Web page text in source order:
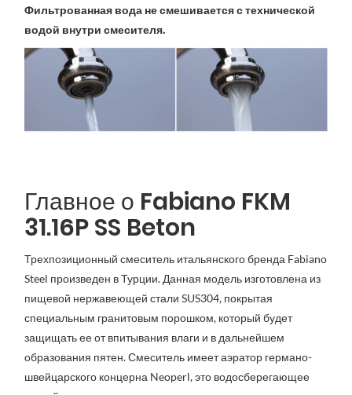
Фильтрованная вода не смешивается с технической
водой внутри смесителя.
Главное о Fabiano FKM
31.16P SS Beton
Трехпозиционный смеситель итальянского бренда Fabiano
Steel произведен в Турции. Данная модель изготовлена из
пищевой нержавеющей стали SUS304, покрытая
специальным гранитовым порошком, который будет
защищать ее от впитывания влаги и в дальнейшем
образования пятен. Смеситель имеет аэратор германо-
швейцарского концерна Neoperl, это водосберегающее